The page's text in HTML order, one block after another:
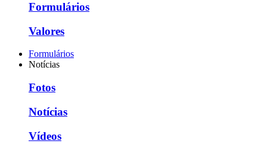
Formulários
Valores
Formulários
Notícias
Fotos
Notícias
Vídeos